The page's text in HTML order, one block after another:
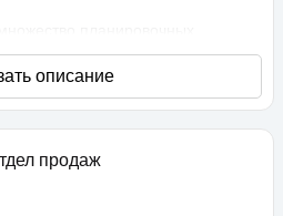
планировочных
как классического типа, так и
с подчистовой отделкой,
2,75 метра. В квартирах